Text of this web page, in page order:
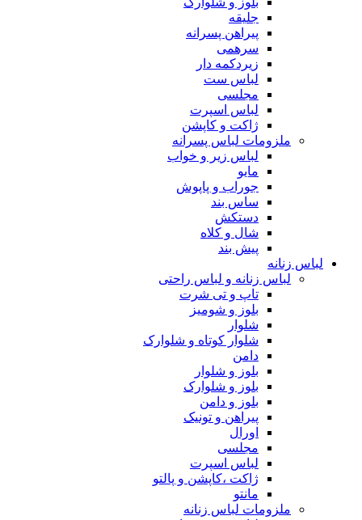
جلیقه
پیراهن پسرانه
سرهمی
زیردکمه دار
لباس ست
مجلسی
لباس اسپرت
ژاکت و کاپشن
ملزومات لباس پسرانه
لباس زیر و خواب
مایو
جوراب و پاپوش
ساس بند
دستکش
شال و کلاه
پیش بند
لباس زنانه
لباس زنانه و لباس راحتی
تاپ و تی شرت
بلوز و شومیز
شلوار
شلوار کوتاه و شلوارک
دامن
بلوز و شلوار
بلوز و شلوارک
بلوز و دامن
پیراهن و تونیک
اورال
مجلسی
لباس اسپرت
ژاکت ،کاپشن و پالتو
مانتو
ملزومات لباس زنانه